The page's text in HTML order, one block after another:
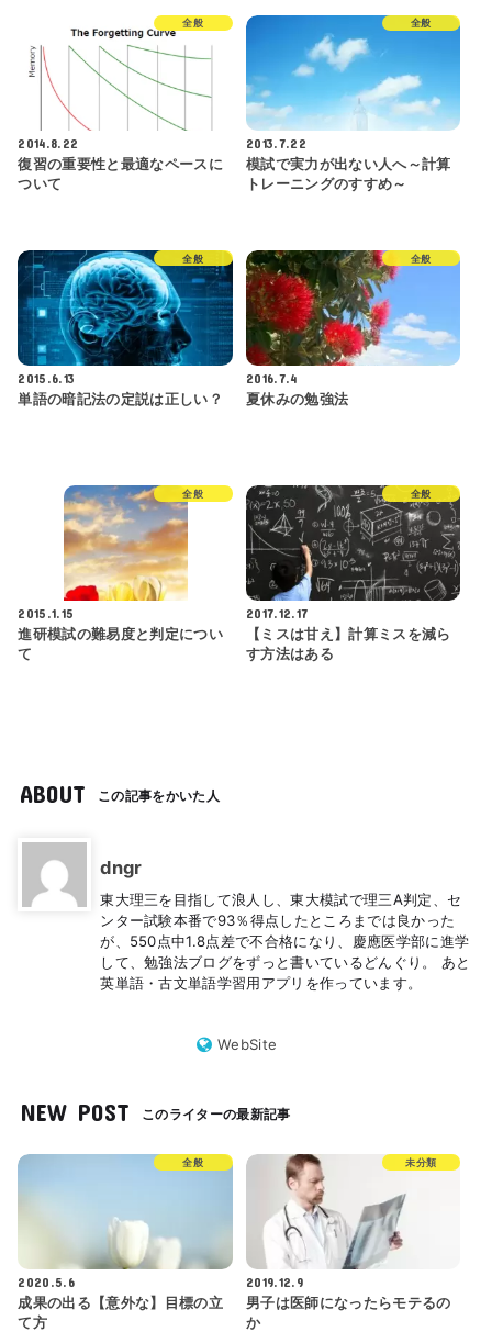
全般
2014.8.22
復習の重要性と最適なペースに
ついて
全般
2013.7.22
模試で実力が出ない人へ～計算
トレーニングのすすめ～
全般
2015.6.13
単語の暗記法の定説は正しい？
全般
2016.7.4
夏休みの勉強法
全般
2015.1.15
進研模試の難易度と判定につい
て
全般
2017.12.17
【ミスは甘え】計算ミスを減ら
す方法はある
ABOUT この記事をかいた人
dngr
東大理三を目指して浪人し、東大模試で理三A判定、セ
ンター試験本番で93％得点したところまでは良かった
が、550点中1.8点差で不合格になり、慶應医学部に進学
して、勉強法ブログをずっと書いているどんぐり。 あと
英単語・古文単語学習用アプリを作っています。
WebSite
NEW POST このライターの最新記事
全般
2020.5.6
成果の出る【意外な】目標の立
て方
未分類
2019.12.9
男子は医師になったらモテるの
か